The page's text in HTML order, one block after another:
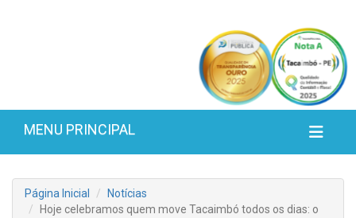
MENU PRINCIPAL
Página Inicial
Notícias
Hoje celebramos quem move Tacaimbó todos os dias: o